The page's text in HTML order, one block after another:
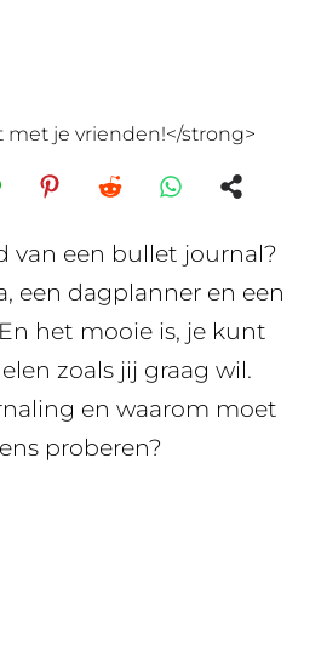
met je vrienden!</strong>
van een bullet journal?
een dagplanner en een
het mooie is, je kunt
zoals jij graag wil.
en waarom moet
proberen?